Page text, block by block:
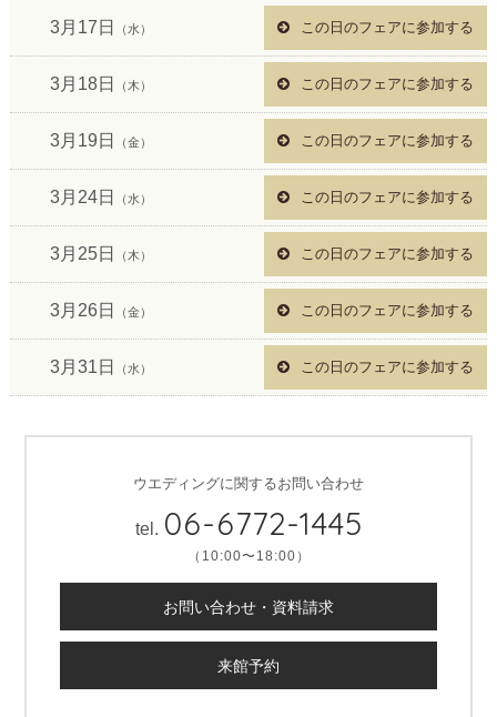
3月17日 （水） この日のフェアに参加する
3月18日 （木） この日のフェアに参加する
3月19日 （金） この日のフェアに参加する
3月24日 （水） この日のフェアに参加する
3月25日 （木） この日のフェアに参加する
3月26日 （金） この日のフェアに参加する
3月31日 （水） この日のフェアに参加する
ウエディングに関するお問い合わせ
tel. 06-6772-1445
（10:00〜18:00）
お問い合わせ・資料請求
来館予約